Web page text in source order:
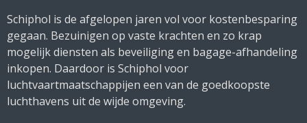
Schiphol is de afgelopen jaren vol voor kostenbesparing
gegaan. Bezuinigen op vaste krachten en zo krap
mogelijk diensten als beveiliging en bagage-afhandeling
inkopen. Daardoor is Schiphol voor
luchtvaartmaatschappijen een van de goedkoopste
luchthavens uit de wijde omgeving.